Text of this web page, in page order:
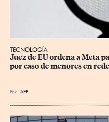
TECNOLOGÍA
Juez de EU ordena a Meta
por caso de menores en
Por AFP